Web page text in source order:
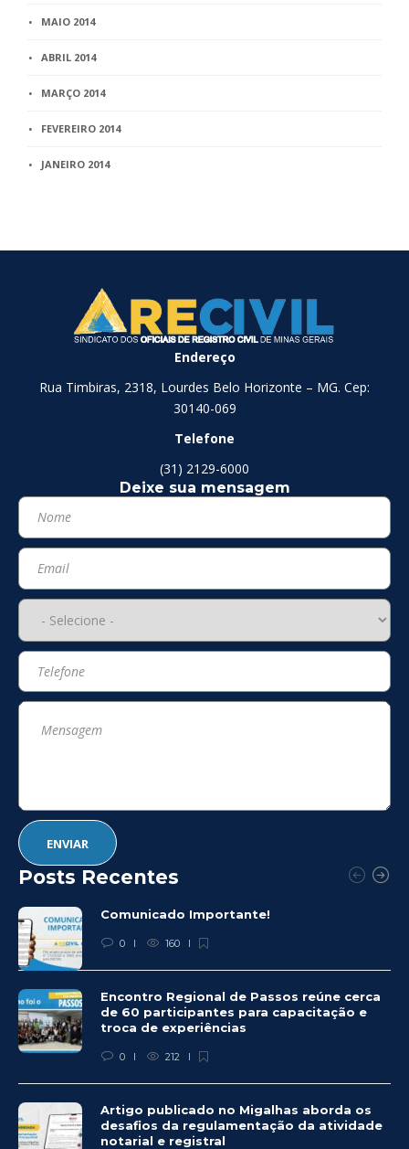
MAIO 2014
ABRIL 2014
MARÇO 2014
FEVEREIRO 2014
JANEIRO 2014
Endereço
Rua Timbiras, 2318, Lourdes Belo Horizonte – MG. Cep:
30140-069
Telefone
(31) 2129-6000
Deixe sua mensagem
Posts Recentes
Comunicado Importante!
0 160
Encontro Regional de Passos reúne cerca
de 60 participantes para capacitação e
troca de experiências
0 212
Artigo publicado no Migalhas aborda os
desafios da regulamentação da atividade
notarial e registral